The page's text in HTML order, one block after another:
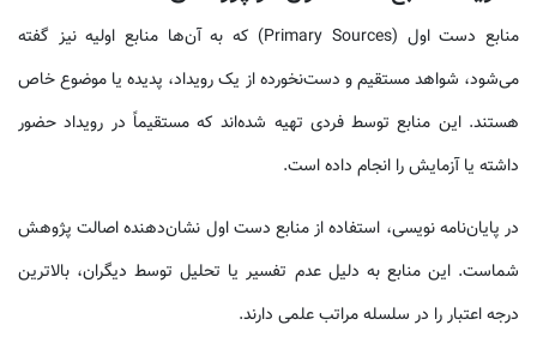
منابع دست اول (Primary Sources) که به آن‌ها منابع اولیه نیز گفته
می‌شود، شواهد مستقیم و دست‌نخورده از یک رویداد، پدیده یا موضوع خاص
هستند. این منابع توسط فردی تهیه شده‌اند که مستقیماً در رویداد حضور
داشته یا آزمایش را انجام داده است.
در پایان‌نامه نویسی، استفاده از منابع دست اول نشان‌دهنده اصالت پژوهش
شماست. این منابع به دلیل عدم تفسیر یا تحلیل توسط دیگران، بالاترین
درجه اعتبار را در سلسله مراتب علمی دارند.